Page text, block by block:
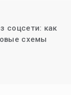
соцсети: как
схемы